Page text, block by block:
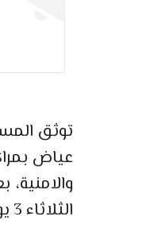
توثق
عياض
الثلاثاء 3 يوليوز 2018، بملحق الكلية.